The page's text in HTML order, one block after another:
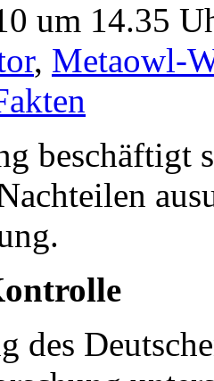
um 14.35
, Metaowl-
beschäftigt
des